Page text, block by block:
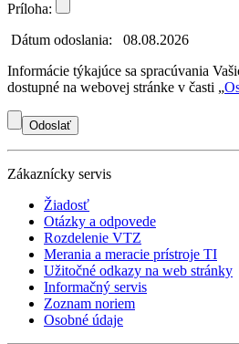
Príloha:
Dátum odoslania: 08.08.2026
Informácie týkajúce sa spracúvania
dostupné na webovej stránke v časti „
Zákaznícky servis
Žiadosť
Otázky a odpovede
Rozdelenie VTZ
Merania a meracie prístroje TI
Užitočné odkazy na web stránky
Informačný servis
Zoznam noriem
Osobné údaje